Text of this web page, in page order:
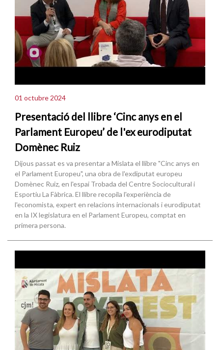
01 octubre 2024
Presentació del llibre ‘Cinc anys en el
Parlament Europeu’ de l'ex eurodiputat
Domènec Ruiz
Dijous passat es va presentar a Mislata el llibre "Cinc anys en
el Parlament Europeu", una obra de l'exdiputat europeu
Domènec Ruiz, en l'espai Trobada del Centre Sociocultural i
Esportiu La Fàbrica. El llibre recopila l'experiència de
l'economista, expert en relacions internacionals i eurodiputat
en la IX legislatura en el Parlament Europeu, comptat en
primera persona.